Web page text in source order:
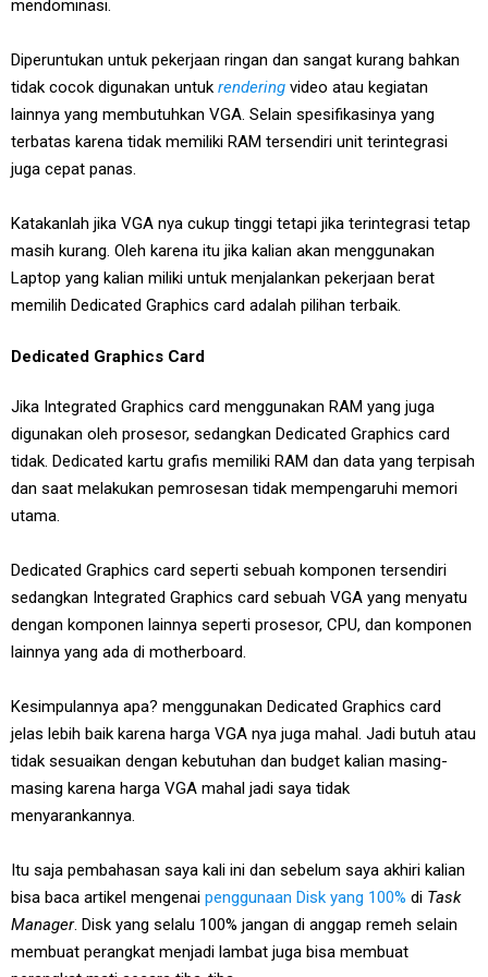
mendominasi.
Diperuntukan untuk pekerjaan ringan dan sangat kurang bahkan
tidak cocok digunakan untuk rendering video atau kegiatan
lainnya yang membutuhkan VGA. Selain spesifikasinya yang
terbatas karena tidak memiliki RAM tersendiri unit terintegrasi
juga cepat panas.
Katakanlah jika VGA nya cukup tinggi tetapi jika terintegrasi tetap
masih kurang. Oleh karena itu jika kalian akan menggunakan
Laptop yang kalian miliki untuk menjalankan pekerjaan berat
memilih Dedicated Graphics card adalah pilihan terbaik.
Dedicated Graphics Card
Jika Integrated Graphics card menggunakan RAM yang juga
digunakan oleh prosesor, sedangkan Dedicated Graphics card
tidak. Dedicated kartu grafis memiliki RAM dan data yang terpisah
dan saat melakukan pemrosesan tidak mempengaruhi memori
utama.
Dedicated Graphics card seperti sebuah komponen tersendiri
sedangkan Integrated Graphics card sebuah VGA yang menyatu
dengan komponen lainnya seperti prosesor, CPU, dan komponen
lainnya yang ada di motherboard.
Kesimpulannya apa? menggunakan Dedicated Graphics card
jelas lebih baik karena harga VGA nya juga mahal. Jadi butuh atau
tidak sesuaikan dengan kebutuhan dan budget kalian masing-
masing karena harga VGA mahal jadi saya tidak
menyarankannya.
Itu saja pembahasan saya kali ini dan sebelum saya akhiri kalian
bisa baca artikel mengenai penggunaan Disk yang 100% di Task
Manager. Disk yang selalu 100% jangan di anggap remeh selain
membuat perangkat menjadi lambat juga bisa membuat